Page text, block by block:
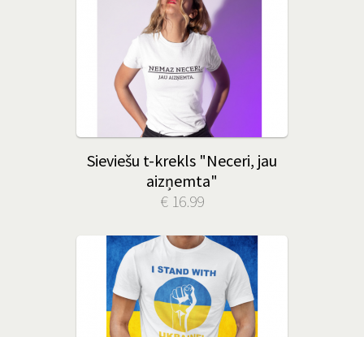
Sieviešu t-krekls "Neceri, jau
aizņemta"
€ 16.99